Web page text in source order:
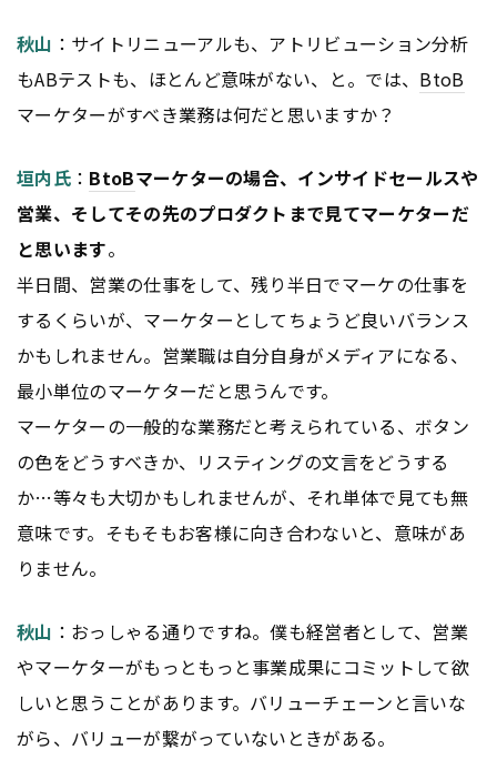
秋山 ：サイトリニューアルも、アトリビューション分析
もABテストも、ほとんど意味がない、と。では、 BtoB
マーケターがすべき業務は何だと思いますか？
垣内氏： BtoBマーケターの場合、インサイドセールスや
営業、そしてその先のプロダクトまで見てマーケターだ
と思います。
半日間、営業の仕事をして、残り半日でマーケの仕事を
するくらいが、マーケターとしてちょうど良いバランス
かもしれません。営業職は自分自身がメディアになる、
最小単位のマーケターだと思うんです。
マーケターの一般的な業務だと考えられている、ボタン
の色をどうすべきか、リスティングの文言をどうする
か…等々も大切かもしれませんが、それ単体で見ても無
意味です。そもそもお客様に向き合わないと、意味があ
りません。
秋山 ：おっしゃる通りですね。僕も経営者として、営業
やマーケターがもっともっと事業成果にコミットして欲
しいと思うことがあります。バリューチェーンと言いな
がら、バリューが繋がっていないときがある。